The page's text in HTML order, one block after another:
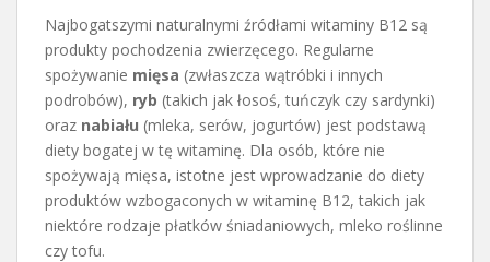
Najbogatszymi naturalnymi źródłami witaminy B12 są
produkty pochodzenia zwierzęcego. Regularne
spożywanie mięsa (zwłaszcza wątróbki i innych
podrobów), ryb (takich jak łosoś, tuńczyk czy sardynki)
oraz nabiału (mleka, serów, jogurtów) jest podstawą
diety bogatej w tę witaminę. Dla osób, które nie
spożywają mięsa, istotne jest wprowadzanie do diety
produktów wzbogaconych w witaminę B12, takich jak
niektóre rodzaje płatków śniadaniowych, mleko roślinne
czy tofu.